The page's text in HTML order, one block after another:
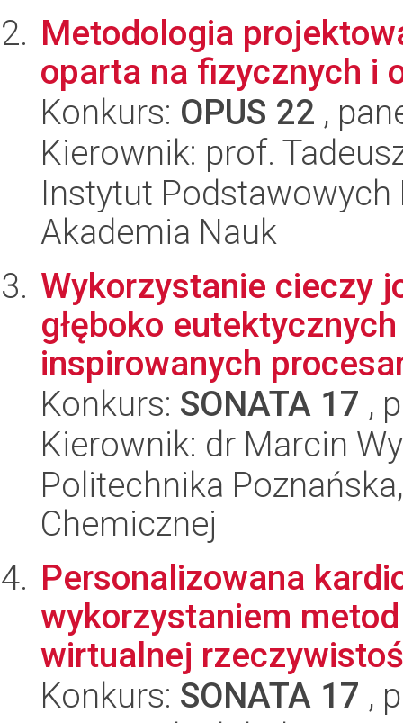
Metodologia
oparta na fizycznych i
Konkurs: OPUS 22 ,
Kierownik: prof.
Instytut
Akademia Nauk
Wykorzystanie cieczy
głęboko
inspirowanych
Konkurs: SONATA 17 ,
Kierownik: dr Marcin
Politechnika
Chemicznej
Personalizowana
wykorzystaniem
wirtualnej
Konkurs: SONATA 17 ,